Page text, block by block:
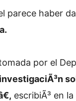
parece haber
por el
escribiÃ³ en